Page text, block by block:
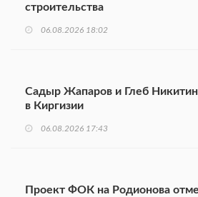
строительства
06.08.2026 18:02
Садыр Жапаров и Глеб Никитин
в Киргизии
06.08.2026 17:43
Проект ФОК на Родионова